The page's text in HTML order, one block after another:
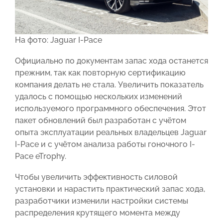
На фото: Jaguar I-Pace
Официально по документам запас хода останется
прежним, так как повторную сертификацию
компания делать не стала. Увеличить показатель
удалось с помощью нескольких изменений
используемого программного обеспечения. Этот
пакет обновлений был разработан с учётом
опыта эксплуатации реальных владельцев Jaguar
I-Pace и с учётом анализа работы гоночного I-
Pace eTrophy.
Чтобы увеличить эффективность силовой
установки и нарастить практический запас хода,
разработчики изменили настройки системы
распределения крутящего момента между